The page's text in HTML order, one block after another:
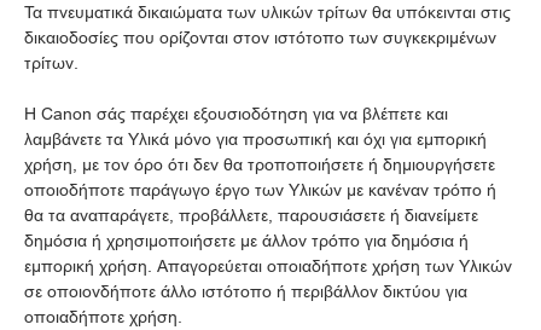
Τα πνευματικά δικαιώματα των υλικών τρίτων θα υπόκεινται στις
δικαιοδοσίες που ορίζονται στον ιστότοπο των συγκεκριμένων
τρίτων.
Η Canon σάς παρέχει εξουσιοδότηση για να βλέπετε και
λαμβάνετε τα Υλικά μόνο για προσωπική και όχι για εμπορική
χρήση, με τον όρο ότι δεν θα τροποποιήσετε ή δημιουργήσετε
οποιοδήποτε παράγωγο έργο των Υλικών με κανέναν τρόπο ή
θα τα αναπαράγετε, προβάλλετε, παρουσιάσετε ή διανείμετε
δημόσια ή χρησιμοποιήσετε με άλλον τρόπο για δημόσια ή
εμπορική χρήση. Απαγορεύεται οποιαδήποτε χρήση των Υλικών
σε οποιονδήποτε άλλο ιστότοπο ή περιβάλλον δικτύου για
οποιαδήποτε χρήση.